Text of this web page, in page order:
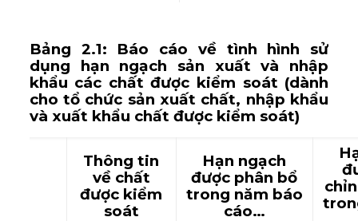
Bảng 2.1: Báo cáo về tình hình sử
dụng hạn ngạch sản xuất và nhập
khẩu các chất được kiểm soát (dành
cho tổ chức sản xuất chất, nhập khẩu
và xuất khẩu chất được kiểm soát)
Thông tin
về chất
được kiểm
soát
Hạn ngạch
được phân bổ
trong năm báo
cáo…